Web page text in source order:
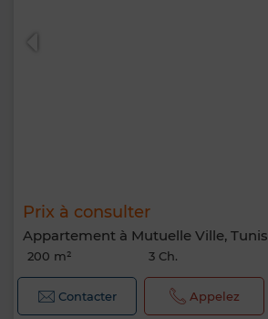
Prix à consulter
Appartement à Mutuelle Ville, Tunis
200 m² 3 Ch.
Contacter Appelez